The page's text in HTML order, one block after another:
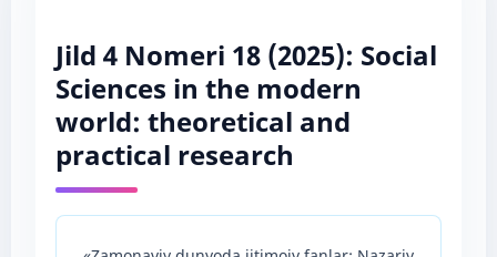
Jild 4 Nomeri 18 (2025): Social
Sciences in the modern
world: theoretical and
practical research